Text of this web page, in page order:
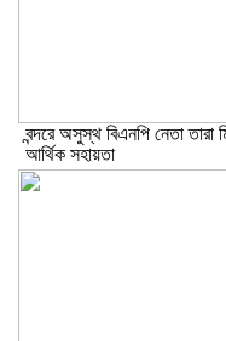
বন্দরে অসুস্থ বিএনপি নেতা তারা
আর্থিক সহায়তা